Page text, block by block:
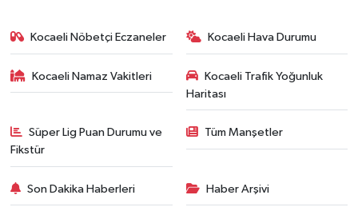
Kocaeli Nöbetçi Eczaneler Kocaeli Hava Durumu
Kocaeli Namaz Vakitleri
Kocaeli Trafik Yoğunluk
Haritası
Süper Lig Puan Durumu ve
Fikstür
Tüm Manşetler
Son Dakika Haberleri Haber Arşivi